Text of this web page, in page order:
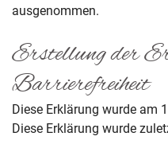
ausgenommen.
Erstellung der
Barrierefreiheit
Diese Erklärung wurde am
Diese Erklärung wurde